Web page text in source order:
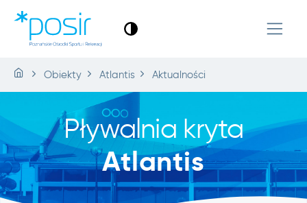
Obiekty Atlantis Aktualności
Pływalnia kryta
Atlantis